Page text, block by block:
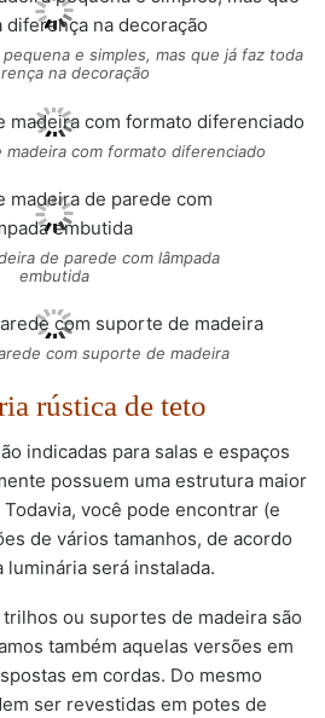
e simples, mas que já faz toda
na decoração
madeira com formato diferenciado
de parede com lâmpada
embutida
com suporte de madeira
rústica de teto
indicadas para salas e espaços
possuem uma estrutura maior
você pode encontrar (e
de vários tamanhos, de acordo
luminária será instalada.
ou suportes de madeira são
também aquelas versões em
em cordas. Do mesmo
ser revestidas em potes de